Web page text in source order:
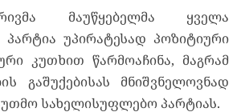
მაუწყებელმა ყველა
უპირატესად პოზიტიური
კუთხით წარმოაჩინა, მაგრამ
გაშუქებისას მნიშვნელოვნად
სახელისუფლებო პარტიას.